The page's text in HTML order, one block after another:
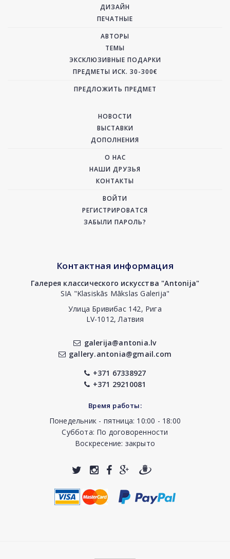
ДИЗАЙН
ПЕЧАТНЫЕ
АВТОРЫ
ТЕМЫ
ЭКСКЛЮЗИВНЫЕ ПОДАРКИ
ПРЕДМЕТЫ ИСК. 30-300€
ПРЕДЛОЖИТЬ ПРЕДМЕТ
НОВОСТИ
ВЫСТАВКИ
ДОПОЛНЕНИЯ
О НАС
НАШИ ДРУЗЬЯ
КОНТАКТЫ
ВОЙТИ
РЕГИСТРИРОВАТСЯ
ЗАБЫЛИ ПАРОЛЬ?
Контактная информация
Галерея классического искусства "Antonija"
SIA "Klasiskās Mākslas Galerija"
Улица Бривибас 142, Рига
LV-1012, Латвия
galerija@antonia.lv
gallery.antonia@gmail.com
+371 67338927
+371 29210081
Время работы:
Понедельник - пятница: 10:00 - 18:00
Суббота: По договоренности
Воскресение: закрыто